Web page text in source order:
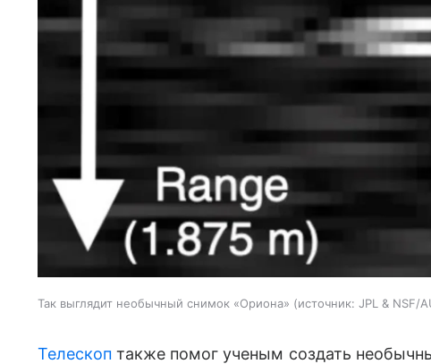
Так выглядит необычный снимок «Ориона» источник: JPL & NSF/
Телескоп также помог ученым создать